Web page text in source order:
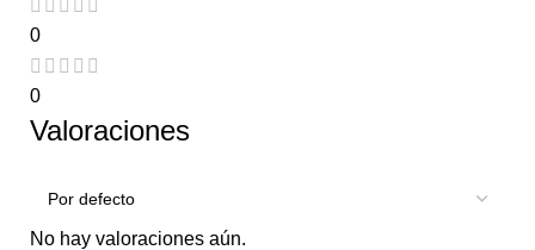
0
0
Valoraciones
No hay valoraciones aún.